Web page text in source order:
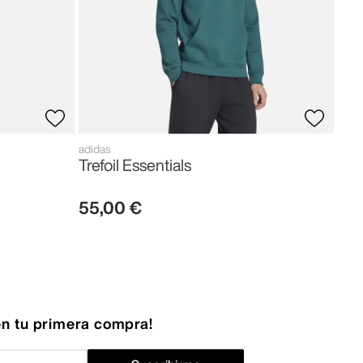
adidas
Trefoil Essentials
55,00 €
tu primera compra!